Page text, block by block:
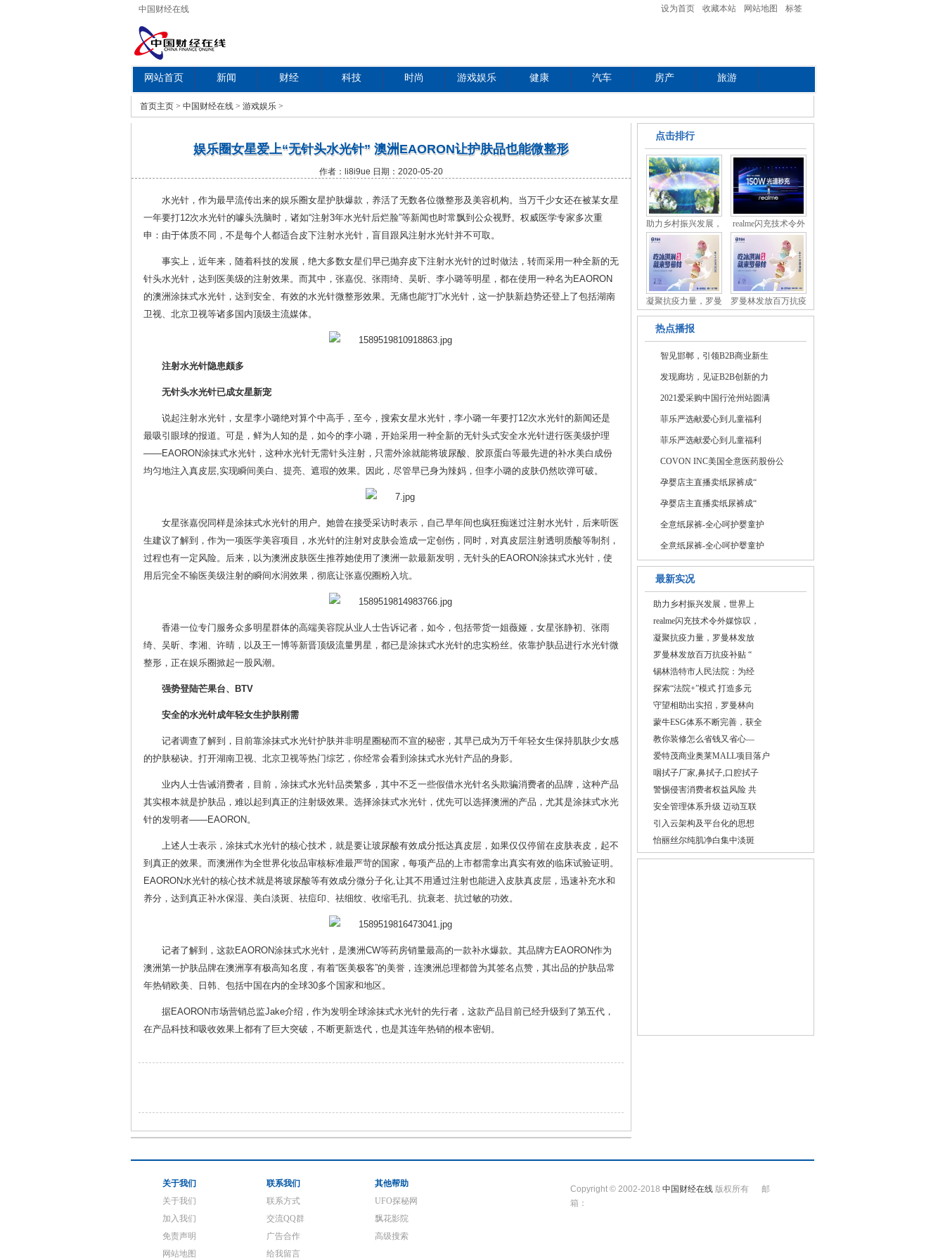
中国财经在线 设为首页 收藏本站 网站地图 标签
网站首页 新闻 财经 科技 时尚 游戏娱乐 健康 汽车 房产 旅游
教育
首页主页 > 中国财经在线 > 游戏娱乐 >
娱乐圈女星爱上“无针头水光针” 澳洲EAORON让护肤品也能微整形
作者：li8i9ue 日期：2020-05-20
水光针，作为最早流传出来的娱乐圈女星护肤爆款，养活了无数各位微整形及美容机构。当万千少女还在被某女星
一年要打12次水光针的噱头洗脑时，诸如“注射3年水光针后烂脸”等新闻也时常飘到公众视野。权威医学专家多次重
申：由于体质不同，不是每个人都适合皮下注射水光针，盲目跟风注射水光针并不可取。
事实上，近年来，随着科技的发展，绝大多数女星们早已抛弃皮下注射水光针的过时做法，转而采用一种全新的无
针头水光针，达到医美级的注射效果。而其中，张嘉倪、张雨绮、吴昕、李小璐等明星，都在使用一种名为EAORON
的澳洲涂抹式水光针，达到安全、有效的水光针微整形效果。无痛也能“打”水光针，这一护肤新趋势还登上了包括湖南
卫视、北京卫视等诸多国内顶级主流媒体。
注射水光针隐患颇多
无针头水光针已成女星新宠
说起注射水光针，女星李小璐绝对算个中高手，至今，搜索女星水光针，李小璐一年要打12次水光针的新闻还是
最吸引眼球的报道。可是，鲜为人知的是，如今的李小璐，开始采用一种全新的无针头式安全水光针进行医美级护理
——EAORON涂抹式水光针，这种水光针无需针头注射，只需外涂就能将玻尿酸、胶原蛋白等最先进的补水美白成份
均匀地注入真皮层,实现瞬间美白、提亮、遮瑕的效果。因此，尽管早已身为辣妈，但李小璐的皮肤仍然吹弹可破。
女星张嘉倪同样是涂抹式水光针的用户。她曾在接受采访时表示，自己早年间也疯狂痴迷过注射水光针，后来听医
生建议了解到，作为一项医学美容项目，水光针的注射对皮肤会造成一定创伤，同时，对真皮层注射透明质酸等制剂，
过程也有一定风险。后来，以为澳洲皮肤医生推荐她使用了澳洲一款最新发明，无针头的EAORON涂抹式水光针，使
用后完全不输医美级注射的瞬间水润效果，彻底让张嘉倪圈粉入坑。
香港一位专门服务众多明星群体的高端美容院从业人士告诉记者，如今，包括带货一姐薇娅，女星张静初、张雨
绮、吴昕、李湘、许晴，以及王一博等新晋顶级流量男星，都已是涂抹式水光针的忠实粉丝。依靠护肤品进行水光针微
整形，正在娱乐圈掀起一股风潮。
强势登陆芒果台、BTV
安全的水光针成年轻女生护肤刚需
记者调查了解到，目前靠涂抹式水光针护肤并非明星圈秘而不宣的秘密，其早已成为万千年轻女生保持肌肤少女感
的护肤秘诀。打开湖南卫视、北京卫视等热门综艺，你经常会看到涂抹式水光针产品的身影。
业内人士告诫消费者，目前，涂抹式水光针品类繁多，其中不乏一些假借水光针名头欺骗消费者的品牌，这种产品
其实根本就是护肤品，难以起到真正的注射级效果。选择涂抹式水光针，优先可以选择澳洲的产品，尤其是涂抹式水光
针的发明者——EAORON。
上述人士表示，涂抹式水光针的核心技术，就是要让玻尿酸有效成分抵达真皮层，如果仅仅停留在皮肤表皮，起不
到真正的效果。而澳洲作为全世界化妆品审核标准最严苛的国家，每项产品的上市都需拿出真实有效的临床试验证明。
EAORON水光针的核心技术就是将玻尿酸等有效成分微分子化,让其不用通过注射也能进入皮肤真皮层，迅速补充水和
养分，达到真正补水保湿、美白淡斑、祛痘印、祛细纹、收缩毛孔、抗衰老、抗过敏的功效。
记者了解到，这款EAORON涂抹式水光针，是澳洲CW等药房销量最高的一款补水爆款。其品牌方EAORON作为
澳洲第一护肤品牌在澳洲享有极高知名度，有着“医美极客”的美誉，连澳洲总理都曾为其签名点赞，其出品的护肤品常
年热销欧美、日韩、包括中国在内的全球30多个国家和地区。
据EAORON市场营销总监Jake介绍，作为发明全球涂抹式水光针的先行者，这款产品目前已经升级到了第五代，
在产品科技和吸收效果上都有了巨大突破，不断更新迭代，也是其连年热销的根本密钥。
点击排行
助力乡村振兴发展，
realme闪充技术令外
媒
凝聚抗疫力量，罗曼 罗曼林发放百万抗疫
热点播报
智见邯郸，引领B2B商业新生
发现廊坊，见证B2B创新的力
2021爱采购中国行沧州站圆满
菲乐严选献爱心到儿童福利
菲乐严选献爱心到儿童福利
COVON INC美国全意医药股份公
孕婴店主直播卖纸尿裤成“
孕婴店主直播卖纸尿裤成“
全意纸尿裤-全心呵护婴童护
全意纸尿裤-全心呵护婴童护
最新实况
助力乡村振兴发展，世界上
realme闪充技术令外媒惊叹，
凝聚抗疫力量，罗曼林发放
罗曼林发放百万抗疫补贴 “
锡林浩特市人民法院：为经
探索“法院+”模式 打造多元
守望相助出实招，罗曼林向
蒙牛ESG体系不断完善，获全
教你装修怎么省钱又省心—
爱特茂商业奥莱MALL项目落户
咽拭子厂家,鼻拭子,口腔拭子
警惕侵害消费者权益风险 共
安全管理体系升级 迈动互联
引入云架构及平台化的思想
怡丽丝尔纯肌净白集中淡斑
关于我们
关于我们
加入我们
免责声明
网站地图
联系我们
联系方式
交流QQ群
广告合作
给我留言
其他帮助
UFO探秘网
飘花影院
高级搜索
Copyright © 2002-2018 中国财经在线 版权所有 邮
箱：